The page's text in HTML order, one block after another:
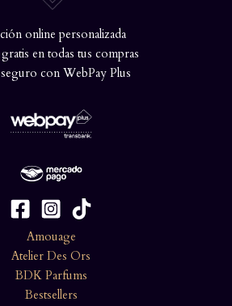
online personalizada
en todas tus compras
con WebPay Plus
Amouage
Atelier Des Ors
BDK Parfums
Bestsellers